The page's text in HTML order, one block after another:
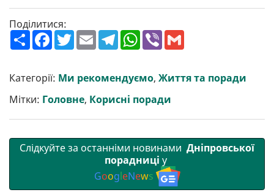
Поділитися:
П
о
ш
р
и
и
F
a
c
b
o
k
T
w
e
E
m
a
l
T
e
g
r
m
W
h
a
s
A
p
V
b
r l
Категорії: Ми рекомендуємо, Життя та поради
Мітки: Головне, Корисні поради
Слідкуйте за останніми новинами Дніпровської
порадниці у
GoogleNews